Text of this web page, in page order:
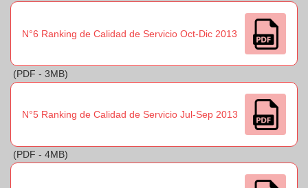
N°6 Ranking de Calidad de Servicio Oct-Dic 2013
(PDF - 3MB)
N°5 Ranking de Calidad de Servicio Jul-Sep 2013
(PDF - 4MB)